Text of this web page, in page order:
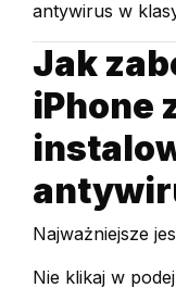
antywirus w
Jak
iPhone
Najważniejsze
Nie klikaj w